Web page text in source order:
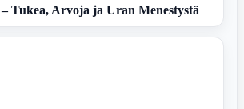
Tukea, Arvoja ja Uran Menestystä